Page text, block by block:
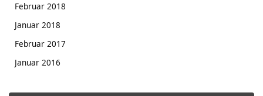
Februar 2018
Januar 2018
Februar 2017
Januar 2016